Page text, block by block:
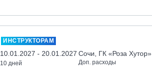
ИНСТРУКТОРАМ
10.01.2027 - 20.01.2027
10 дней
Сочи, ГК «Роза Хутор»
Доп. расходы